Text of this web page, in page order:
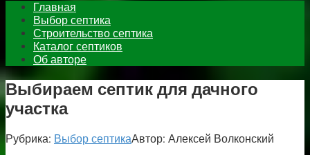
Главная
Выбор септика
Строительство септика
Каталог септиков
Об авторе
Выбираем септик для дачного
участка
Рубрика: Выбор септикаАвтор: Алексей Волконский